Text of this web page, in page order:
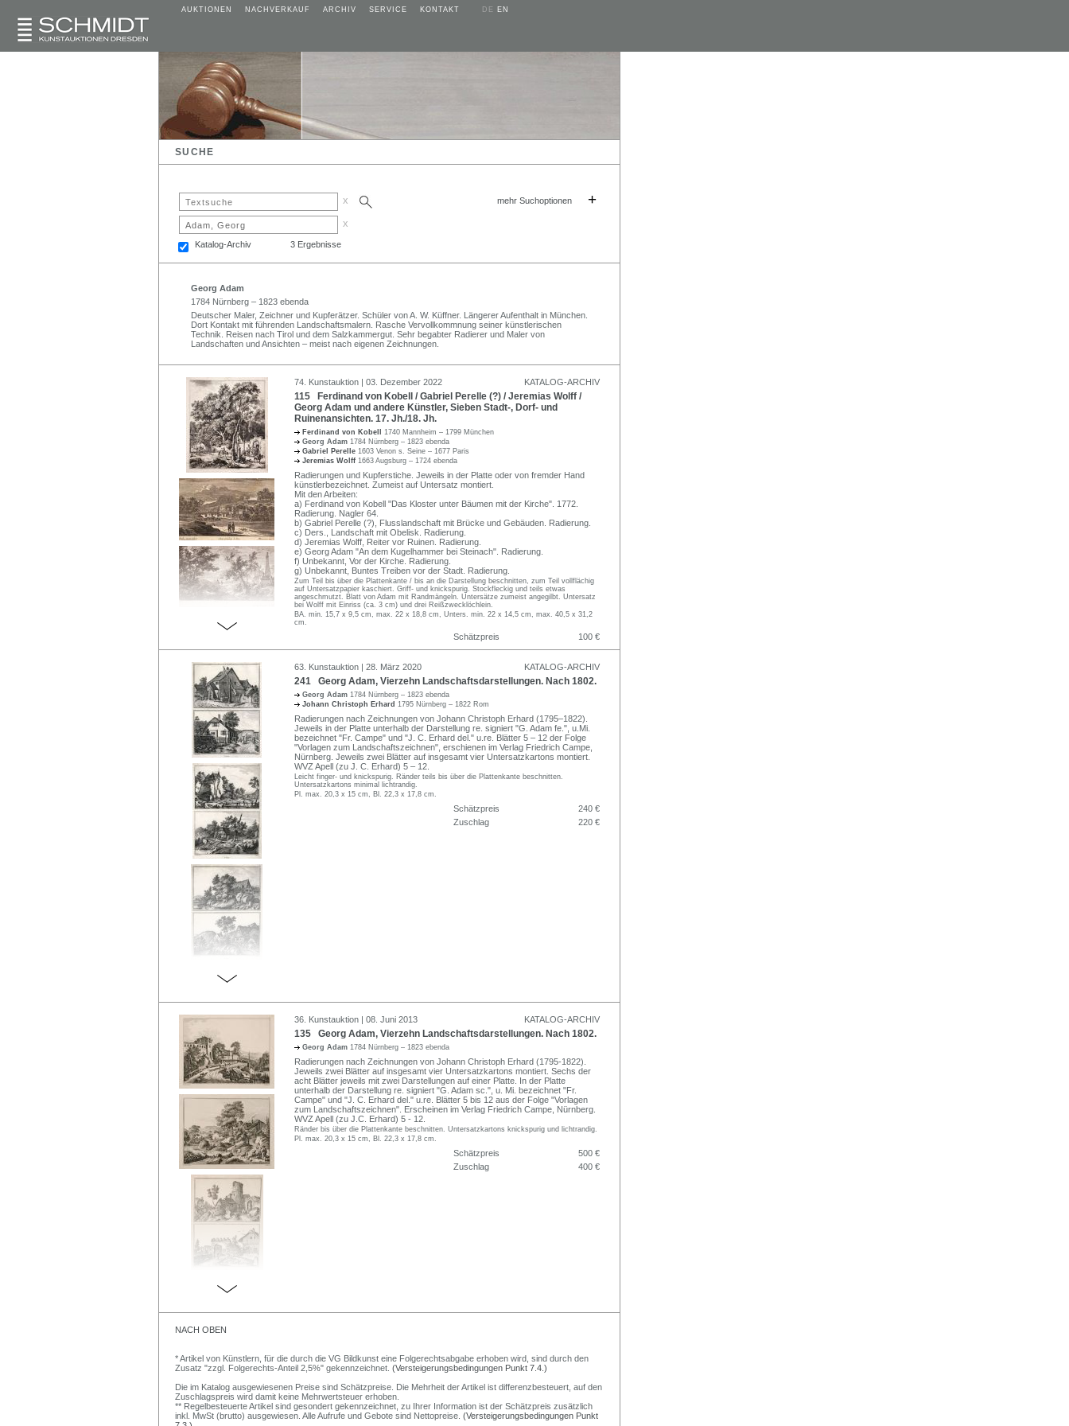
AUKTIONEN NACHVERKAUF ARCHIV SERVICE KONTAKT DE EN
SUCHE
x mehr Suchoptionen +
x
Katalog-Archiv 3 Ergebnisse
Georg Adam
1784 Nürnberg – 1823 ebenda
Deutscher Maler, Zeichner und Kupferätzer. Schüler von A. W. Küffner. Längerer Aufenthalt in München.
Dort Kontakt mit führenden Landschaftsmalern. Rasche Vervollkommnung seiner künstlerischen
Technik. Reisen nach Tirol und dem Salzkammergut. Sehr begabter Radierer und Maler von
Landschaften und Ansichten – meist nach eigenen Zeichnungen.
74. Kunstauktion | 03. Dezember 2022 KATALOG-ARCHIV
115 Ferdinand von Kobell / Gabriel Perelle (?) / Jeremias Wolff /
Georg Adam und andere Künstler, Sieben Stadt-, Dorf- und
Ruinenansichten. 17. Jh./18. Jh.
Ferdinand von Kobell 1740 Mannheim – 1799 München
Georg Adam 1784 Nürnberg – 1823 ebenda
Gabriel Perelle 1603 Venon s. Seine – 1677 Paris
Jeremias Wolff 1663 Augsburg – 1724 ebenda
Radierungen und Kupferstiche. Jeweils in der Platte oder von fremder Hand
künstlerbezeichnet. Zumeist auf Untersatz montiert.
Mit den Arbeiten:
a) Ferdinand von Kobell "Das Kloster unter Bäumen mit der Kirche". 1772.
Radierung. Nagler 64.
b) Gabriel Perelle (?), Flusslandschaft mit Brücke und Gebäuden. Radierung.
c) Ders., Landschaft mit Obelisk. Radierung.
d) Jeremias Wolff, Reiter vor Ruinen. Radierung.
e) Georg Adam "An dem Kugelhammer bei Steinach". Radierung.
f) Unbekannt, Vor der Kirche. Radierung.
g) Unbekannt, Buntes Treiben vor der Stadt. Radierung.
Zum Teil bis über die Plattenkante / bis an die Darstellung beschnitten, zum Teil vollflächig
auf Untersatzpapier kaschiert. Griff- und knickspurig. Stockfleckig und teils etwas
angeschmutzt. Blatt von Adam mit Randmängeln. Untersätze zumeist angegilbt. Untersatz
bei Wolff mit Einriss (ca. 3 cm) und drei Reißzwecklöchlein.
BA. min. 15,7 x 9,5 cm, max. 22 x 18,8 cm, Unters. min. 22 x 14,5 cm, max. 40,5 x 31,2
cm.
Schätzpreis 100 €
63. Kunstauktion | 28. März 2020 KATALOG-ARCHIV
241 Georg Adam, Vierzehn Landschaftsdarstellungen. Nach 1802.
Georg Adam 1784 Nürnberg – 1823 ebenda
Johann Christoph Erhard 1795 Nürnberg – 1822 Rom
Radierungen nach Zeichnungen von Johann Christoph Erhard (1795–1822).
Jeweils in der Platte unterhalb der Darstellung re. signiert "G. Adam fe.", u.Mi.
bezeichnet "Fr. Campe" und "J. C. Erhard del." u.re. Blätter 5 – 12 der Folge
"Vorlagen zum Landschaftszeichnen", erschienen im Verlag Friedrich Campe,
Nürnberg. Jeweils zwei Blätter auf insgesamt vier Untersatzkartons montiert.
WVZ Apell (zu J. C. Erhard) 5 – 12.
Leicht finger- und knickspurig. Ränder teils bis über die Plattenkante beschnitten.
Untersatzkartons minimal lichtrandig.
Pl. max. 20,3 x 15 cm, Bl. 22,3 x 17,8 cm.
Schätzpreis
240 €
Zuschlag
220 €
36. Kunstauktion | 08. Juni 2013 KATALOG-ARCHIV
135 Georg Adam, Vierzehn Landschaftsdarstellungen. Nach 1802.
Georg Adam 1784 Nürnberg – 1823 ebenda
Radierungen nach Zeichnungen von Johann Christoph Erhard (1795-1822).
Jeweils zwei Blätter auf insgesamt vier Untersatzkartons montiert. Sechs der
acht Blätter jeweils mit zwei Darstellungen auf einer Platte. In der Platte
unterhalb der Darstellung re. signiert "G. Adam sc.", u. Mi. bezeichnet "Fr.
Campe" und "J. C. Erhard del." u.re. Blätter 5 bis 12 aus der Folge "Vorlagen
zum Landschaftszeichnen". Erscheinen im Verlag Friedrich Campe, Nürnberg.
WVZ Apell (zu J.C. Erhard) 5 - 12.
Ränder bis über die Plattenkante beschnitten. Untersatzkartons knickspurig und lichtrandig.
Pl. max. 20,3 x 15 cm, Bl. 22,3 x 17,8 cm.
Schätzpreis
500 €
Zuschlag
400 €
NACH OBEN
* Artikel von Künstlern, für die durch die VG Bildkunst eine Folgerechtsabgabe erhoben wird, sind durch den
Zusatz "zzgl. Folgerechts-Anteil 2,5%" gekennzeichnet. (Versteigerungsbedingungen Punkt 7.4.)
Die im Katalog ausgewiesenen Preise sind Schätzpreise. Die Mehrheit der Artikel ist differenzbesteuert, auf den
Zuschlagspreis wird damit keine Mehrwertsteuer erhoben.
** Regelbesteuerte Artikel sind gesondert gekennzeichnet, zu Ihrer Information ist der Schätzpreis zusätzlich
inkl. MwSt (brutto) ausgewiesen. Alle Aufrufe und Gebote sind Nettopreise. (Versteigerungsbedingungen Punkt